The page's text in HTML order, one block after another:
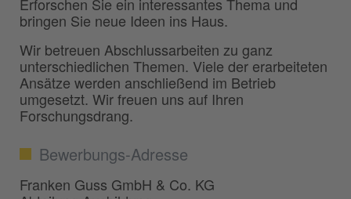
bringen Sie neue Ideen ins Haus.
Wir betreuen Abschlussarbeiten zu ganz
unterschiedlichen Themen. Viele der erarbeiteten
Ansätze werden anschließend im Betrieb
umgesetzt. Wir freuen uns auf Ihren
Forschungsdrang.
Bewerbungs-Adresse
Franken Guss GmbH & Co. KG